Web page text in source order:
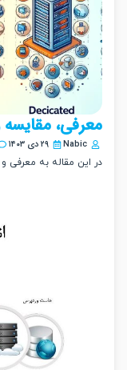
مقایسه و تفاوت ۹ هاست برای
۲۹ دی ۱۴۰۳ بدون
مقاله به معرفی و مقایسه